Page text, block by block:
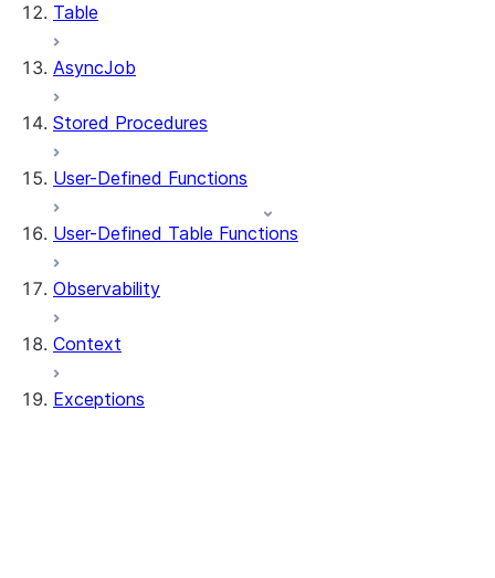
Table
AsyncJob
Stored Procedures
User-Defined Functions
User-Defined Table Functions
Observability
Context
Exceptions